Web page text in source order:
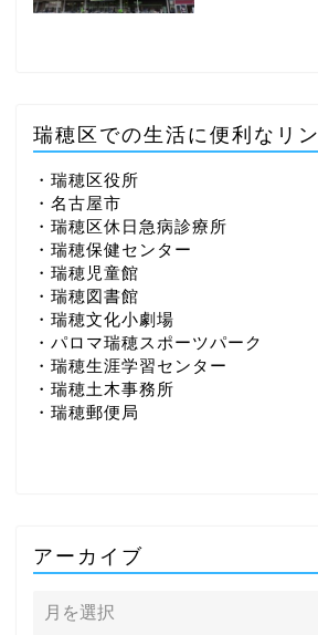
瑞穂区での生活に便利なリン
・瑞穂区役所
・名古屋市
・瑞穂区休日急病診療所
・瑞穂保健センター
・瑞穂児童館
・瑞穂図書館
・瑞穂文化小劇場
・パロマ瑞穂スポーツパーク
・瑞穂生涯学習センター
・瑞穂土木事務所
・瑞穂郵便局
アーカイブ